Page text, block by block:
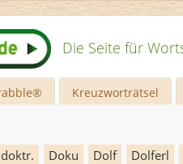
Die Seite für
Kreuzworträtsel
doktr. Doku Dolf Dolferl